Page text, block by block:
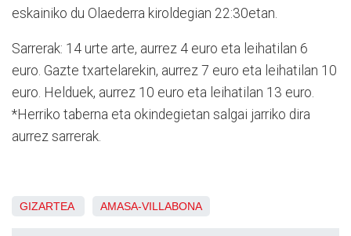
eskainiko du Olaederra kiroldegian 22:30etan.
Sarrerak: 14 urte arte, aurrez 4 euro eta leihatilan 6
euro. Gazte txartelarekin, aurrez 7 euro eta leihatilan 10
euro. Helduek, aurrez 10 euro eta leihatilan 13 euro.
*Herriko taberna eta okindegietan salgai jarriko dira
aurrez sarrerak.
GIZARTEA AMASA-VILLABONA